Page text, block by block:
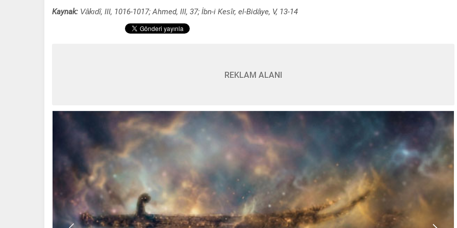
Kaynak: Vâkıdî, III, 1016-1017; Ahmed, III, 37; İbn-i Kesîr, el-Bidâye, V, 13-14
REKLAM ALANI